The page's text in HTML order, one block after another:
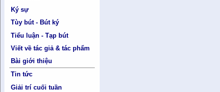
Ký sự
Tùy bút - Bút ký
Tiểu luận - Tạp bút
Viết về tác giả & tác phẩm
Bài giới thiệu
Tin tức
Giải trí cuối tuần